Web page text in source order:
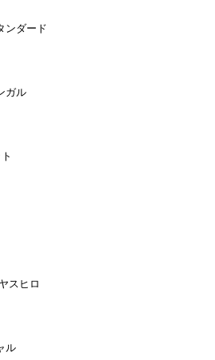
ンダード
ガル
スヒロ
ル